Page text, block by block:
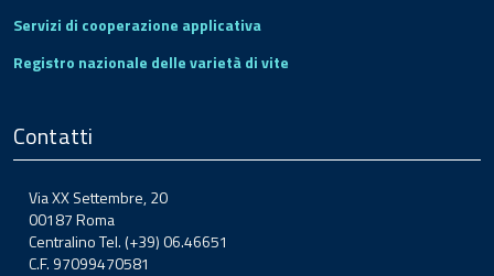
Servizi di cooperazione applicativa
Registro nazionale delle varietà di vite
Contatti
Via XX Settembre, 20
00187 Roma
Centralino Tel. (+39) 06.46651
C.F. 97099470581